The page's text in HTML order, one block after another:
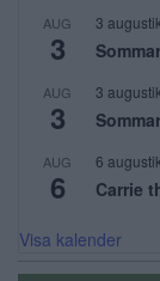
AUG
3
3
AUG
3
3
AUG
6
6
Carrie
Visa kalender